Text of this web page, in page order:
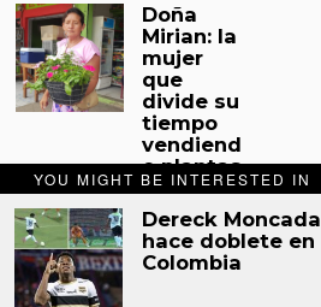
YOU MIGHT BE INTERESTED IN
Dereck Moncada
hace doblete en
Colombia
Doña
Mirian: la
mujer
que
divide su
tiempo
vendiend
o plantas
y
sacando
miel de
abejas
en Tocoa